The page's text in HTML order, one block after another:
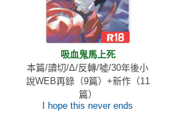
吸血鬼馬上死
本篇/讀切/Δ/反轉/噓/30年後小
說WEB再錄（9篇）+新作（11
篇）
I hope this never ends